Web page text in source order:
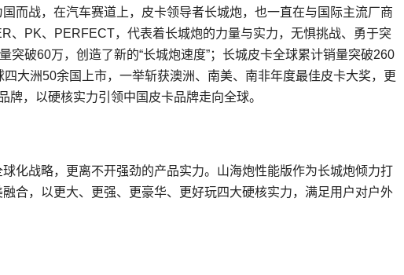
而战，在汽车赛道上，皮卡领导者长城炮，也一直在与国际主流厂商
、PK、PERFECT，代表着长城炮的力量与实力，无惧挑战、勇于突
突破60万，创造了新的“长城炮速度”；长城皮卡全球累计销量突破260
大洲50余国上市，一举斩获澳洲、南美、南非年度最佳皮卡大奖，更
，以硬核实力引领中国皮卡品牌走向全球。
化战略，更离不开强劲的产品实力。山海炮性能版作为长城炮倾力打
合，以更大、更强、更豪华、更好玩四大硬核实力，满足用户对户外